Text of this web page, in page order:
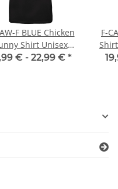
F BLUE Chicken
Shirt Unisex
T-Shirt
€ - 22,99 € *
F-